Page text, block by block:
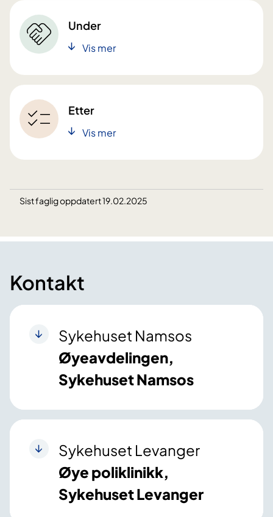
Under
Vis mer
Etter
Vis mer
Sist faglig oppdatert 19.02.2025
Kontakt
Sykehuset Namsos
Øyeavdelingen,
Sykehuset Namsos
Sykehuset Levanger
Øye poliklinikk,
Sykehuset Levanger